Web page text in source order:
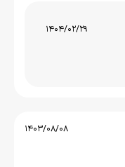
1404/02/29
1403/08/08